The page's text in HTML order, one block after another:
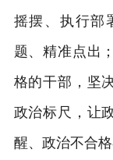
摇摆、执行部
题、精准点出
格的干部，坚
政治标尺，让
醒、政治不合格